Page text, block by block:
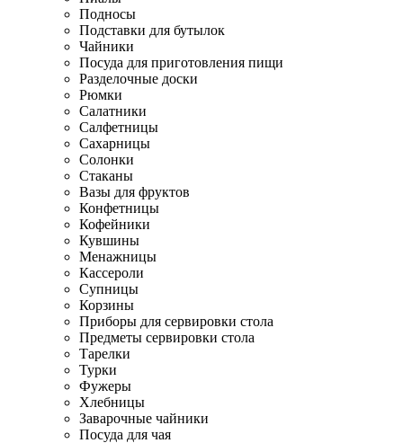
Подносы
Подставки для бутылок
Чайники
Посуда для приготовления пищи
Разделочные доски
Рюмки
Салатники
Салфетницы
Сахарницы
Солонки
Стаканы
Вазы для фруктов
Конфетницы
Кофейники
Кувшины
Менажницы
Кассероли
Супницы
Корзины
Приборы для сервировки стола
Предметы сервировки стола
Тарелки
Турки
Фужеры
Хлебницы
Заварочные чайники
Посуда для чая